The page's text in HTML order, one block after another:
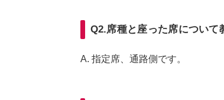
Q2.席種と座った席について
A. 指定席、通路側です。